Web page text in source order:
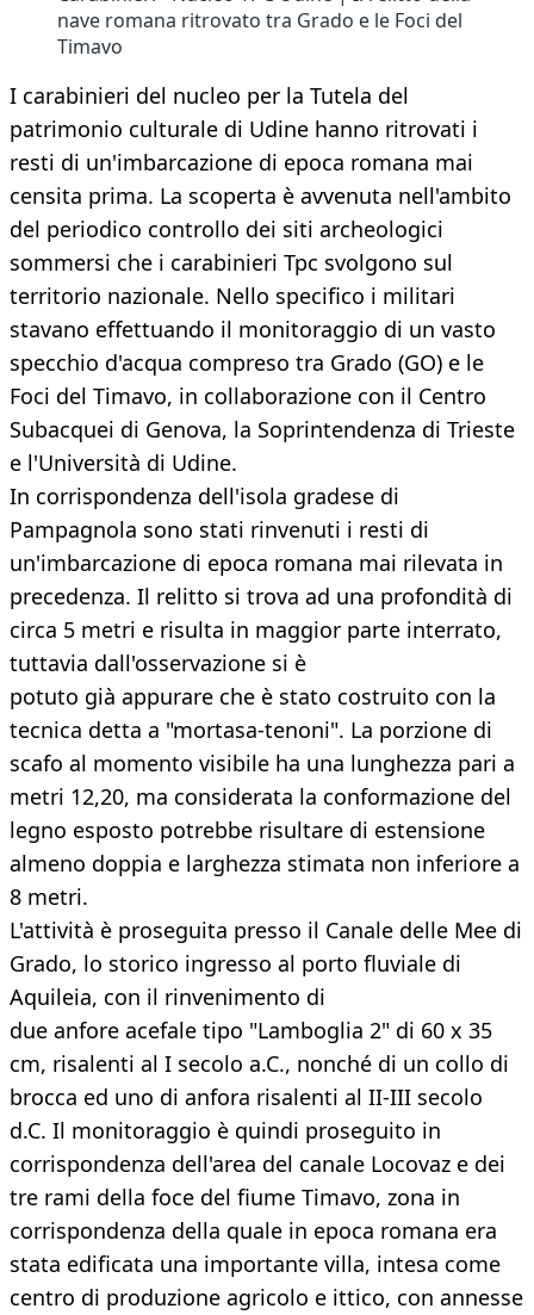
nave romana ritrovato tra Grado e le Foci del
Timavo
I carabinieri del nucleo per la Tutela del
patrimonio culturale di Udine hanno ritrovati i
resti di un'imbarcazione di epoca romana mai
censita prima. La scoperta è avvenuta nell'ambito
del periodico controllo dei siti archeologici
sommersi che i carabinieri Tpc svolgono sul
territorio nazionale. Nello specifico i militari
stavano effettuando il monitoraggio di un vasto
specchio d'acqua compreso tra Grado (GO) e le
Foci del Timavo, in collaborazione con il Centro
Subacquei di Genova, la Soprintendenza di Trieste
e l'Università di Udine.
In corrispondenza dell'isola gradese di
Pampagnola sono stati rinvenuti i resti di
un'imbarcazione di epoca romana mai rilevata in
precedenza. Il relitto si trova ad una profondità di
circa 5 metri e risulta in maggior parte interrato,
tuttavia dall'osservazione si è
potuto già appurare che è stato costruito con la
tecnica detta a "mortasa-tenoni". La porzione di
scafo al momento visibile ha una lunghezza pari a
metri 12,20, ma considerata la conformazione del
legno esposto potrebbe risultare di estensione
almeno doppia e larghezza stimata non inferiore a
8 metri.
L'attività è proseguita presso il Canale delle Mee di
Grado, lo storico ingresso al porto fluviale di
Aquileia, con il rinvenimento di
due anfore acefale tipo "Lamboglia 2" di 60 x 35
cm, risalenti al I secolo a.C., nonché di un collo di
brocca ed uno di anfora risalenti al II-III secolo
d.C. Il monitoraggio è quindi proseguito in
corrispondenza dell'area del canale Locovaz e dei
tre rami della foce del fiume Timavo, zona in
corrispondenza della quale in epoca romana era
stata edificata una importante villa, intesa come
centro di produzione agricolo e ittico, con annesse